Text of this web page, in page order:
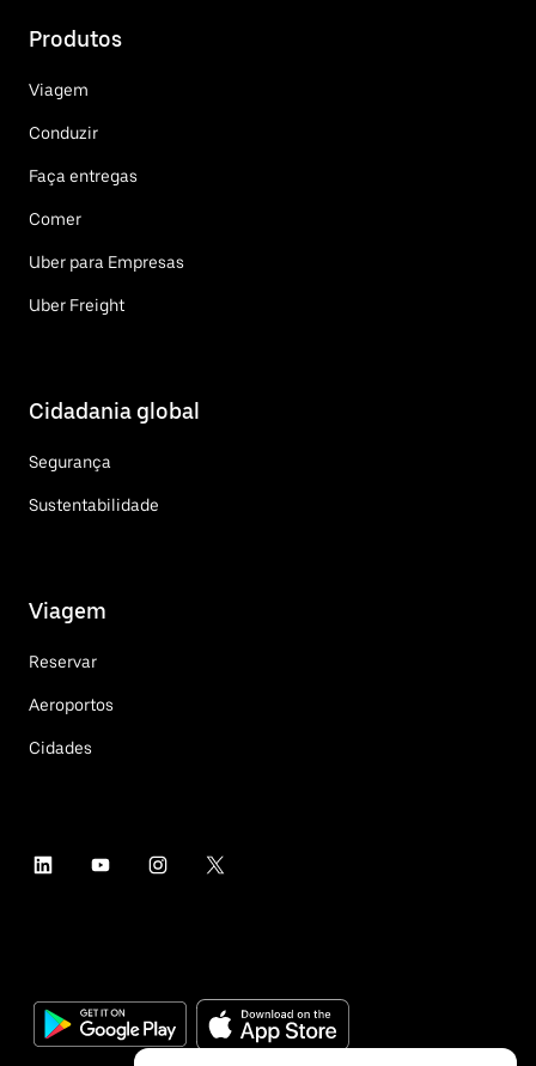
Produtos
Viagem
Conduzir
Faça entregas
Comer
Uber para Empresas
Uber Freight
Cidadania global
Segurança
Sustentabilidade
Viagem
Reservar
Aeroportos
Cidades